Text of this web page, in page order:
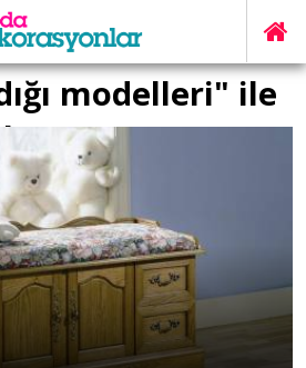
modelleri" ile